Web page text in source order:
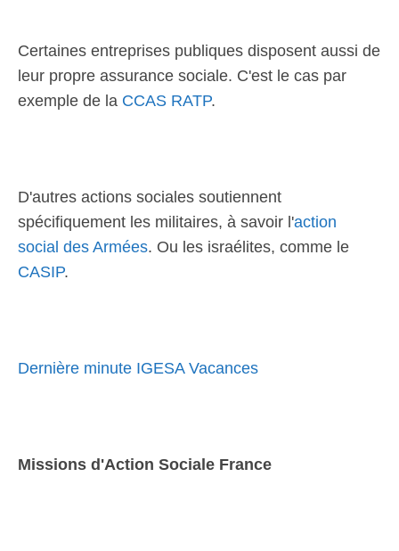
Certaines entreprises publiques disposent aussi de
leur propre assurance sociale. C'est le cas par
exemple de la CCAS RATP.
D'autres actions sociales soutiennent
spécifiquement les militaires, à savoir l'action
social des Armées. Ou les israélites, comme le
CASIP.
Dernière minute IGESA Vacances
Missions d'Action Sociale France